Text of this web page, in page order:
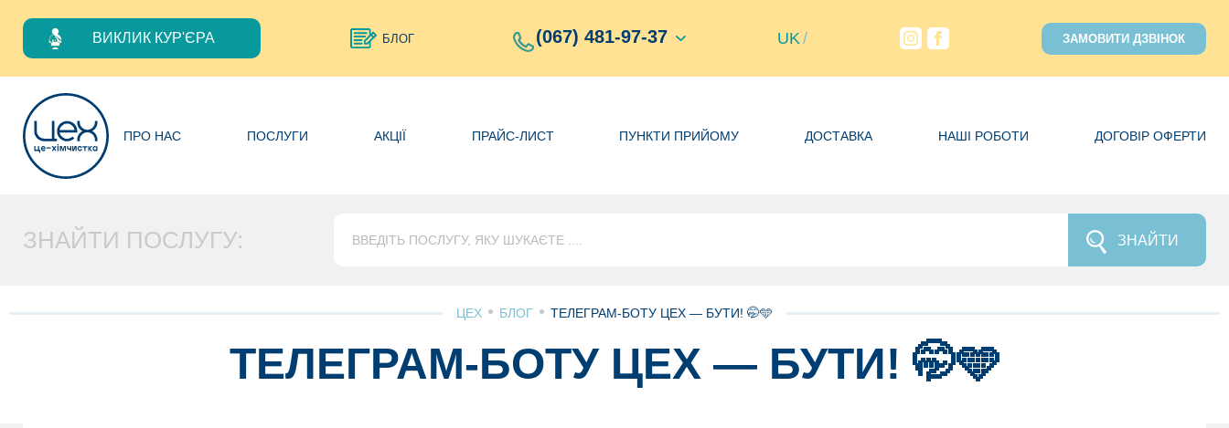
ВИКЛИК КУР'ЄРА БЛОГ (067) 481-97-37 UK/ ЗАМОВИТИ ДЗВІНОК
ПРО НАС ПОСЛУГИ АКЦІЇ ПРАЙС-ЛИСТ ПУНКТИ ПРИЙОМУ ДОСТАВКА НАШІ РОБОТИ ДОГОВІР ОФЕРТИ
ЗНАЙТИ ПОСЛУГУ: ЗНАЙТИ
ЦЕХ • БЛОГ • ТЕЛЕГРАМ-БОТУ ЦЕХ — БУТИ! 🤭🩵
ТЕЛЕГРАМ-БОТУ ЦЕХ — БУТИ! 🤭🩵